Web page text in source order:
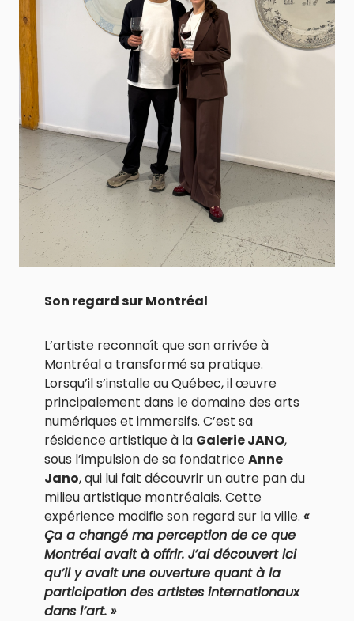
Son regard sur Montréal
L’artiste reconnaît que son arrivée à
Montréal a transformé sa pratique.
Lorsqu’il s’installe au Québec, il œuvre
principalement dans le domaine des arts
numériques et immersifs. C’est sa
résidence artistique à la Galerie JANO,
sous l’impulsion de sa fondatriceAnne
Jano, qui lui fait découvrir un autre pan du
milieu artistique montréalais. Cette
expérience modifie son regard sur la ville. «
Ça a changé ma perception de ce que
Montréal avait à offrir. J’ai découvert ici
qu’il y avait une ouverture quant à la
participation des artistes internationaux
dans l’art. »